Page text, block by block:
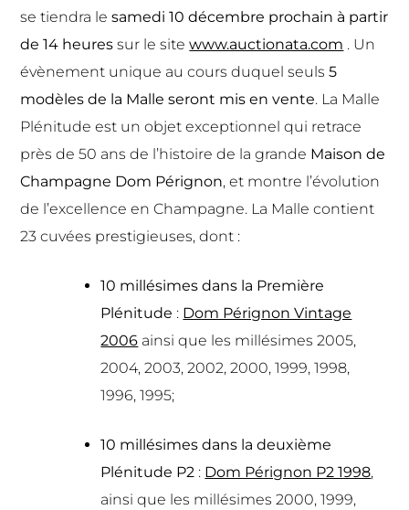
se tiendra lesamedi 10 décembre prochain à partir
de 14 heures sur le sitewww.auctionata.com . Un
évènement unique au cours duquel seuls5
modèles de la Malle seront mis en vente. La Malle
Plénitude est un objet exceptionnel qui retrace
près de 50 ans de l’histoire de la grande Maison de
Champagne Dom Pérignon, et montre l’évolution
de l’excellence en Champagne. La Malle contient
23 cuvées prestigieuses, dont :
10 millésimes dans la Première
Plénitude : Dom Pérignon Vintage
2006 ainsi que les millésimes 2005,
2004, 2003, 2002, 2000, 1999, 1998,
1996, 1995;
10 millésimes dans la deuxième
Plénitude P2 : Dom Pérignon P2 1998,
ainsi que les millésimes 2000, 1999,